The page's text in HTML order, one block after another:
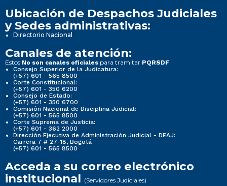
Ubicación de Despachos Judiciales
y Sedes administrativas:
Directorio Nacional
Canales de atención:
Estos No son canales oficiales para tramitar PQRSDF
Consejo Superior de la Judicatura:
(+57) 601 - 565 8500
Corte Constitucional:
(+57) 601 - 350 6200
Consejo de Estado:
(+57) 601 - 350 6700
Comisión Nacional de Disciplina Judicial:
(+57) 601 - 565 8500
Corte Suprema de Justicia:
(+57) 601 - 362 2000
Dirección Ejecutiva de Administración Judicial - DEAJ:
Carrera 7 # 27-18, Bogotá
(+57) 601 - 565 8500
Acceda a su correo electrónico
institucional (Servidores Judiciales)